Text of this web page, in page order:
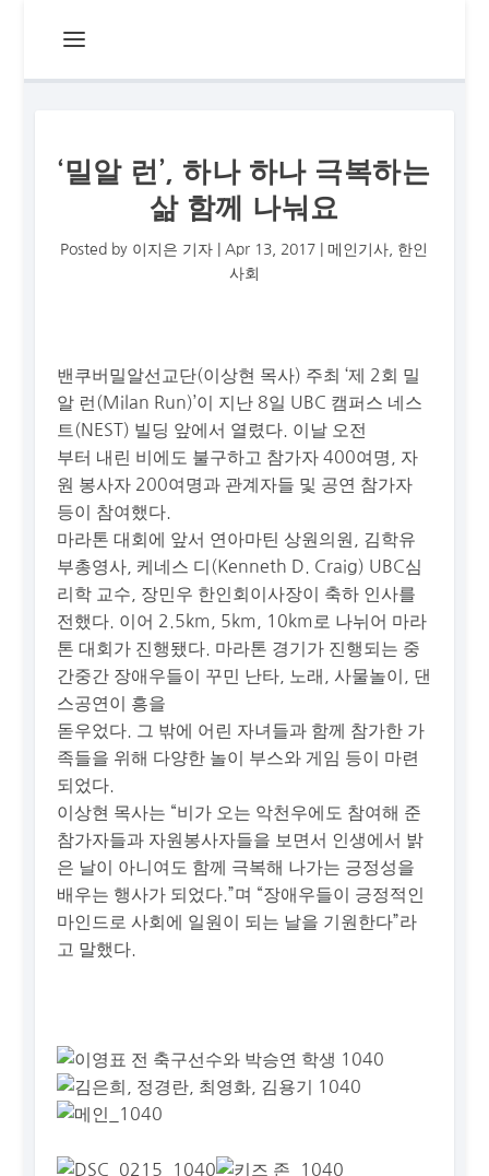
‘밀알 런’, 하나 하나 극복하는
삶 함께 나눠요
Posted by 이지은 기자 Apr 13, 2017 |메인기사
한인
사회
밴쿠버밀알선교단(이상현 목사) 주최 ‘제 2회 밀
알 런(Milan Run)’이 지난 8일 UBC 캠퍼스 네스
트(NEST) 빌딩 앞에서 열렸다. 이날 오전
부터 내린 비에도 불구하고 참가자 400여명, 자
원 봉사자 200여명과 관계자들 및 공연 참가자
등이 참여했다.
마라톤 대회에 앞서 연아마틴 상원의원, 김학유
부총영사, 케네스 디(Kenneth D. Craig) UBC심
리학 교수, 장민우 한인회이사장이 축하 인사를
전했다. 이어 2.5km, 5km, 10km로 나뉘어 마라
톤 대회가 진행됐다. 마라톤 경기가 진행되는 중
간중간 장애우들이 꾸민 난타, 노래, 사물놀이, 댄
스공연이 흥을
돋우었다. 그 밖에 어린 자녀들과 함께 참가한 가
족들을 위해 다양한 놀이 부스와 게임 등이 마련
되었다.
이상현 목사는 “비가 오는 악천우에도 참여해 준
참가자들과 자원봉사자들을 보면서 인생에서 밝
은 날이 아니여도 함께 극복해 나가는 긍정성을
배우는 행사가 되었다.”며 “장애우들이 긍정적인
마인드로 사회에 일원이 되는 날을 기원한다”라
고 말했다.